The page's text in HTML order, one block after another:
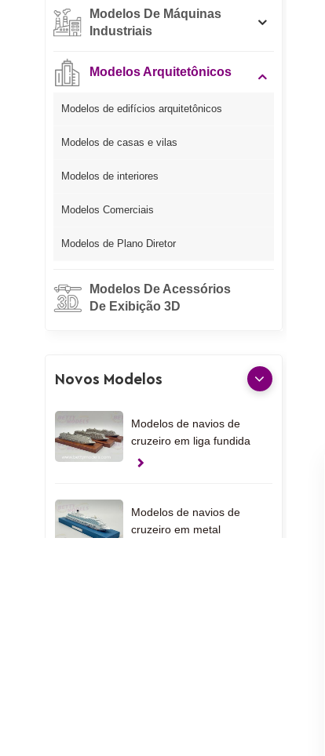
Modelos De Máquinas
Industriais
Modelos Arquitetônicos
Modelos de edifícios arquitetônicos
Modelos de casas e vilas
Modelos de interiores
Modelos Comerciais
Modelos de Plano Diretor
Modelos De Acessórios
De Exibição 3D
Novos Modelos
Modelos de navios de
cruzeiro em liga fundida
Modelos de navios de
cruzeiro em metal